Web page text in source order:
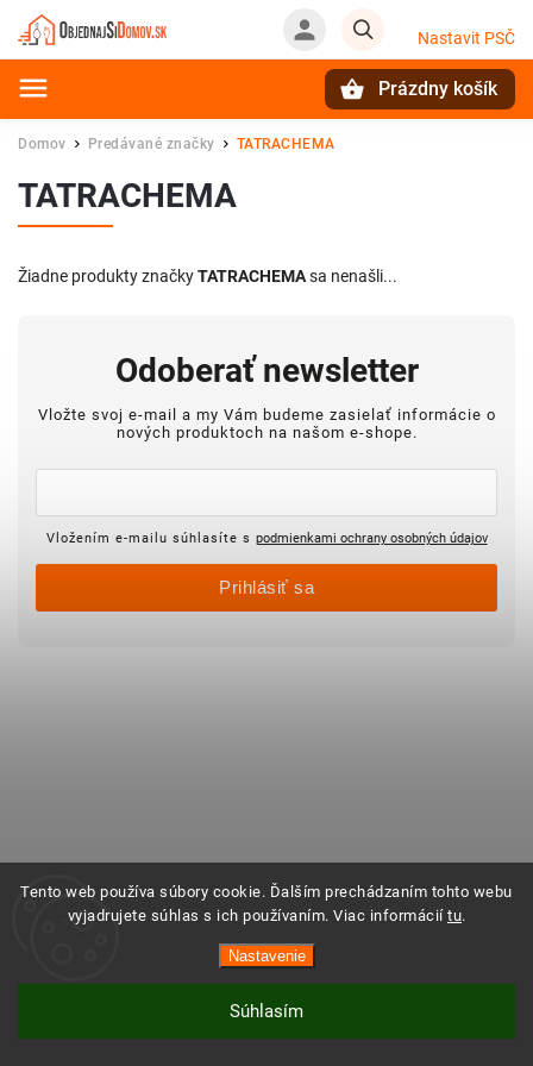
Tento web používa súbory cookie. Ďalším prechádzaním tohto webu
vyjadrujete súhlas s ich používaním. Viac informácií tu.
Nastavenie
Súhlasím
Nastavit PSČ
Prázdny košík
Domov / Predávané značky / TATRACHEMA
TATRACHEMA
Žiadne produkty značkyTATRACHEMAsa nenašli...
Odoberať newsletter
Vložte svoj e-mail a my Vám budeme zasielať informácie o
nových produktoch na našom e-shope.
Vložením e-mailu súhlasíte s podmienkami ochrany osobných údajov
Prihlásiť sa
Copyright 2025 ©